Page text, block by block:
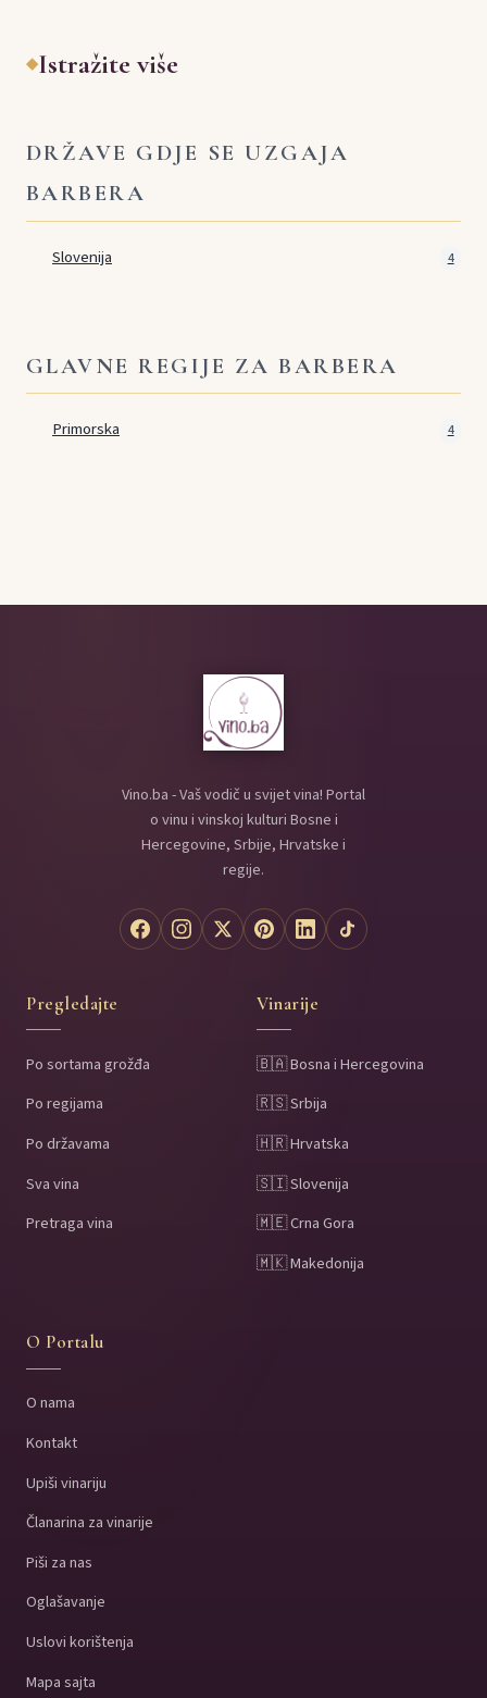
◆Istražite više
DRŽAVE GDJE SE UZGAJA
BARBERA
Slovenija 4
GLAVNE REGIJE ZA BARBERA
Primorska 4
Vino.ba - Vaš vodič u svijet vina! Portal
o vinu i vinskoj kulturi Bosne i
Hercegovine, Srbije, Hrvatske i
regije.
Pregledajte
Po sortama grožđa
Po regijama
Po državama
Sva vina
Pretraga vina
Vinarije
🇧🇦 Bosna i Hercegovina
🇷🇸 Srbija
🇭🇷 Hrvatska
🇸🇮 Slovenija
🇲🇪 Crna Gora
🇲🇰 Makedonija
O Portalu
O nama
Kontakt
Upiši vinariju
Članarina za vinarije
Piši za nas
Oglašavanje
Uslovi korištenja
Mapa sajta